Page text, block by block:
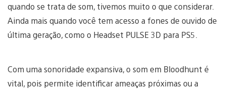
quando se trata de som, tivemos muito o que considerar.
Ainda mais quando você tem acesso a fones de ouvido de
última geração, como o Headset PULSE 3D para PS5.
Com uma sonoridade expansiva, o som em Bloodhunt é
vital, pois permite identificar ameaças próximas ou a